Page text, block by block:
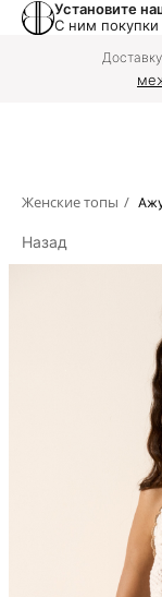
Установите
С ним покупки
Женские топы /
Назад